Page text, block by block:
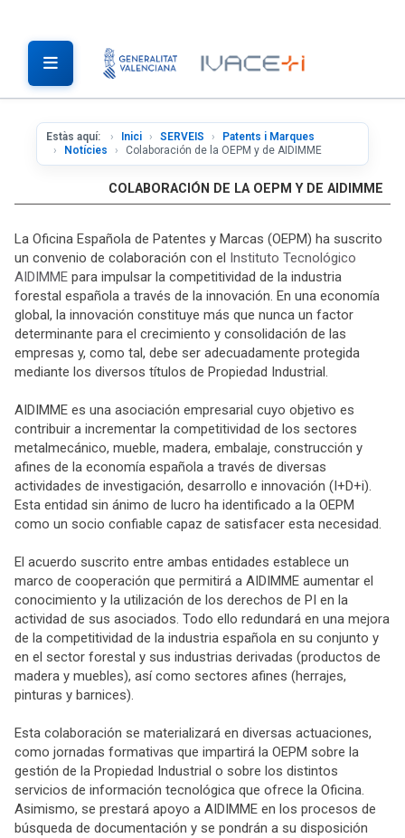
Estàs aquí: Inici SERVEIS
Patents i Marques
Notícies
Colaboración de la OEPM y de AIDIMME
COLABORACIÓN DE LA OEPM Y DE AIDIMME
La Oficina Española de Patentes y Marcas (OEPM) ha suscrito
un convenio de colaboración con el Instituto Tecnológico
AIDIMME para impulsar la competitividad de la industria
forestal española a través de la innovación. En una economía
global, la innovación constituye más que nunca un factor
determinante para el crecimiento y consolidación de las
empresas y, como tal, debe ser adecuadamente protegida
mediante los diversos títulos de Propiedad Industrial.
AIDIMME es una asociación empresarial cuyo objetivo es
contribuir a incrementar la competitividad de los sectores
metalmecánico, mueble, madera, embalaje, construcción y
afines de la economía española a través de diversas
actividades de investigación, desarrollo e innovación (I+D+i).
Esta entidad sin ánimo de lucro ha identificado a la OEPM
como un socio confiable capaz de satisfacer esta necesidad.
El acuerdo suscrito entre ambas entidades establece un
marco de cooperación que permitirá a AIDIMME aumentar el
conocimiento y la utilización de los derechos de PI en la
actividad de sus asociados. Todo ello redundará en una mejora
de la competitividad de la industria española en su conjunto y
en el sector forestal y sus industrias derivadas (productos de
madera y muebles), así como sectores afines (herrajes,
pinturas y barnices).
Esta colaboración se materializará en diversas actuaciones,
como jornadas formativas que impartirá la OEPM sobre la
gestión de la Propiedad Industrial o sobre los distintos
servicios de información tecnológica que ofrece la Oficina.
Asimismo, se prestará apoyo a AIDIMME en los procesos de
búsqueda de documentación y se pondrán a su disposición